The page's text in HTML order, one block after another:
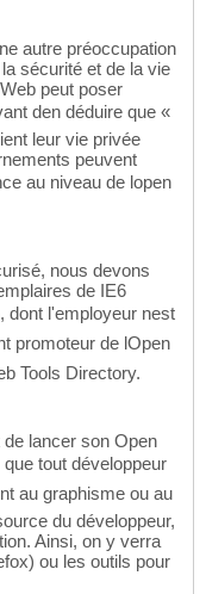
autre préoccupation
sécurité et de la vie
peut poser
den déduire que «
leur vie privée
peuvent
au niveau de lopen
nous devons
de IE6
l'employeur nest
promoteur de lOpen
Tools Directory.
lancer son Open
que tout développeur
au graphisme ou au
du développeur,
Ainsi, on y verra
ou les outils pour